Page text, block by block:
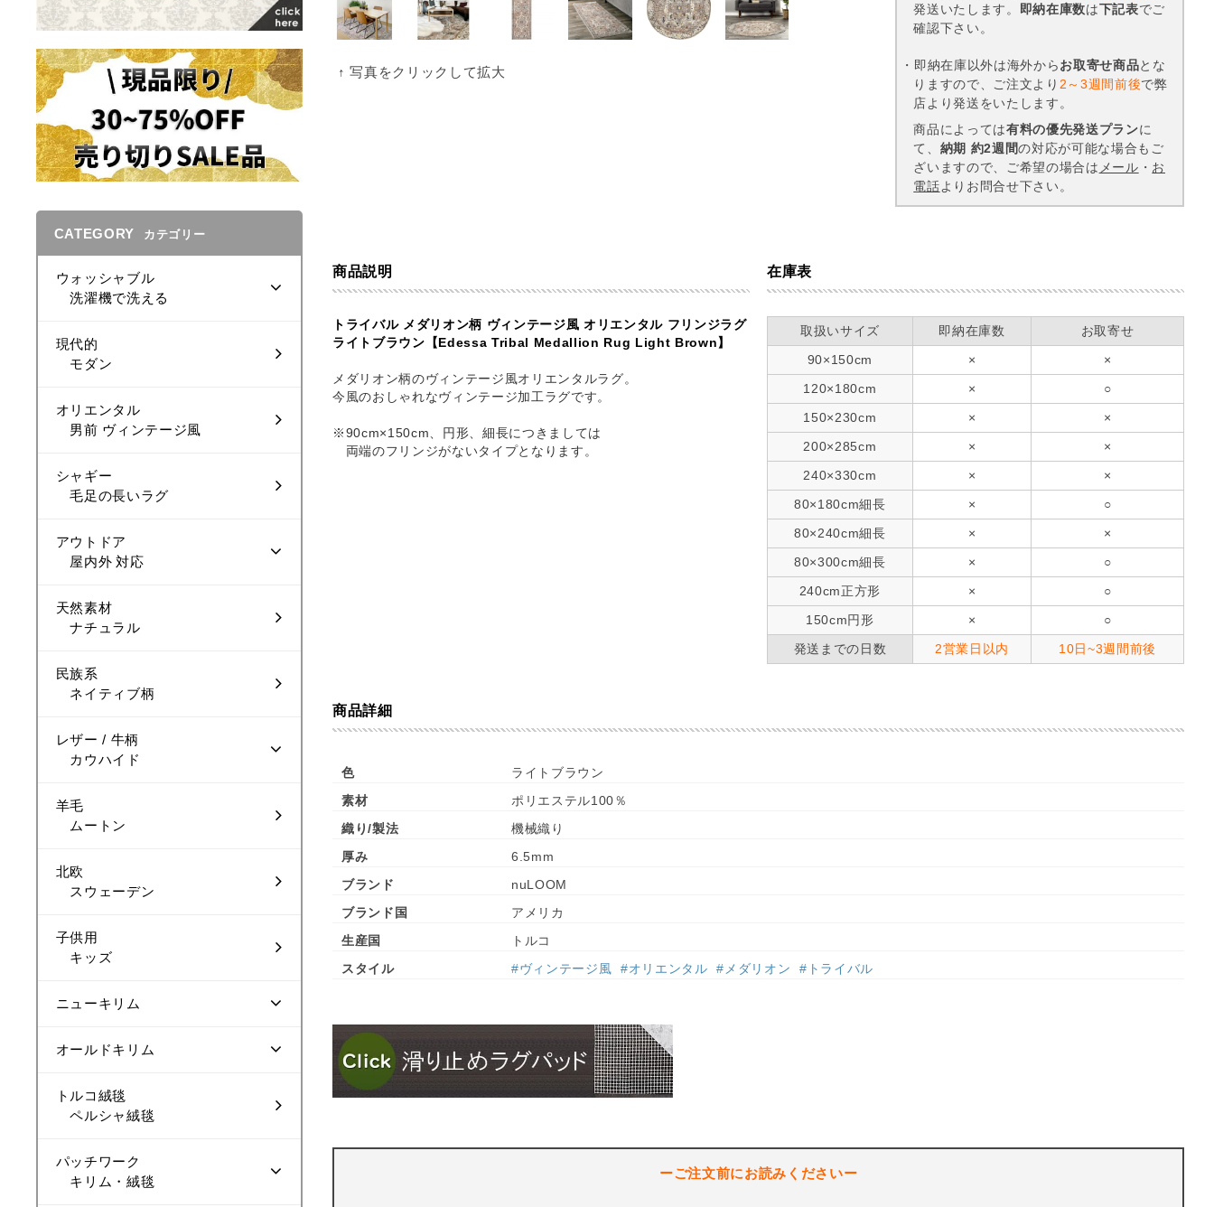
↑ 写真をクリックして拡大
発送いたします。
即納在庫数は下記表でご
確認下さい。
・即納在庫以外は海外からお取寄せ商品とな
りますので、ご注文より 2～3週間前後で弊
店より発送をいたします。
商品によっては有料の優先発送プランに
て、 納期 約2週間の対応が可能な場合もご
ざいますので、ご希望の場合は メール ・ お
電話よりお問合せ下さい。
在庫表
取扱いサイズ 即納在庫数
お取寄せ
90×150cm
×
×
120×180cm
×
○
150×230cm
×
×
200×285cm
×
×
240×330cm
×
×
80×180cm細長
×
○
80×240cm細長
×
×
80×300cm細長
×
○
240cm正方形
×
○
150cm円形
×
○
発送までの日数
2営業日以内 10日~3週間前後
商品説明
トライバル メダリオン柄 ヴィンテージ風 オリエンタル フリンジラグ
ライトブラウン【Edessa Tribal Medallion Rug Light Brown】
メダリオン柄のヴィンテージ風オリエンタルラグ。
今風のおしゃれなヴィンテージ加工ラグです。
※90cm×150cm、円形、細長につきましては
両端のフリンジがないタイプとなります。
商品詳細
色 ライトブラウン
素材 ポリエステル100％
織り/製法 機械織り
厚み 6.5mm
ブランド nuLOOM
ブランド国 アメリカ
生産国 トルコ
スタイル #ヴィンテージ風 #オリエンタル #メダリオン #トライバル
ーご注文前にお読みくださいー
CATEGORY カテゴリー
ウォッシャブル
洗濯機で洗える
現代的
モダン
オリエンタル
男前 ヴィンテージ風
シャギー
毛足の長いラグ
アウトドア
屋内外 対応
天然素材
ナチュラル
民族系
ネイティブ柄
レザー / 牛柄
カウハイド
羊毛
ムートン
北欧
スウェーデン
子供用
キッズ
ニューキリム
オールドキリム
トルコ絨毯
ペルシャ絨毯
パッチワーク
キリム・絨毯